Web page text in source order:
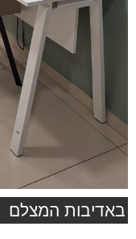
באדיבות המצלם